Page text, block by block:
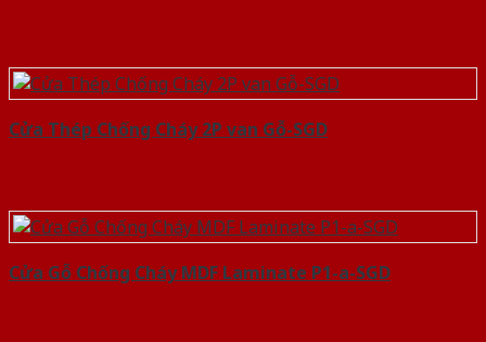
Cửa Thép Chống Cháy 2P van Gỗ-SGD
Cửa Gỗ Chống Cháy MDF Laminate P1-a-SGD